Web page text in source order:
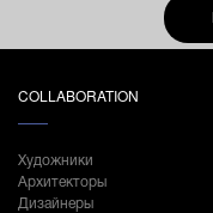
COLLABORATION
Художники
Архитекторы
Дизайнеры